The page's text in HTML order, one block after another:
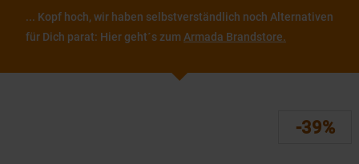
... Kopf hoch, wir haben selbstverständlich noch Alternativen
für Dich parat: Hier geht´s zum Armada Brandstore.
-39%